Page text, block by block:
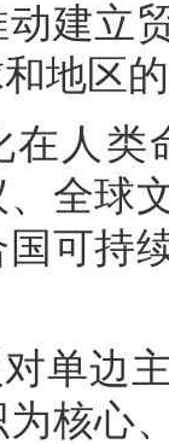
建立
地区
在人类
全球
可持
单边
核心